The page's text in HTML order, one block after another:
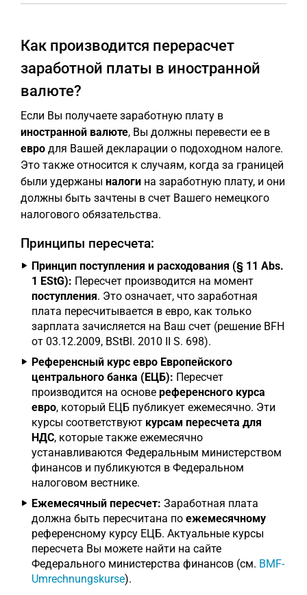
Как производится перерасчет
заработной платы в иностранной
валюте?
Если Вы получаете заработную плату в
иностранной валюте, Вы должны перевести ее в
евро для Вашей декларации о подоходном налоге.
Это также относится к случаям, когда за границей
были удержаны налоги на заработную плату, и они
должны быть зачтены в счет Вашего немецкого
налогового обязательства.
Принципы пересчета:
Принцип поступления и расходования (§ 11 Abs.
1 EStG): Пересчет производится на момент
поступления. Это означает, что заработная
плата пересчитывается в евро, как только
зарплата зачисляется на Ваш счет (решение BFH
от 03.12.2009, BStBl. 2010 II S. 698).
Референсный курс евро Европейского
центрального банка (ЕЦБ): Пересчет
производится на основе референсного курса
евро, который ЕЦБ публикует ежемесячно. Эти
курсы соответствуют курсам пересчета для
НДС, которые также ежемесячно
устанавливаются Федеральным министерством
финансов и публикуются в Федеральном
налоговом вестнике.
Ежемесячный пересчет: Заработная плата
должна быть пересчитана по ежемесячному
референсному курсу ЕЦБ. Актуальные курсы
пересчета Вы можете найти на сайте
Федерального министерства финансов (см. BMF-
Umrechnungskurse).